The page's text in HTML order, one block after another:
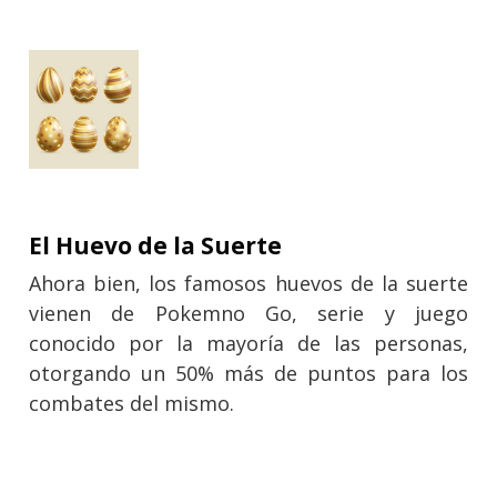
El Huevo de la Suerte
Ahora bien, los famosos huevos de la suerte
vienen de Pokemno Go, serie y juego
conocido por la mayoría de las personas,
otorgando un 50% más de puntos para los
combates del mismo.